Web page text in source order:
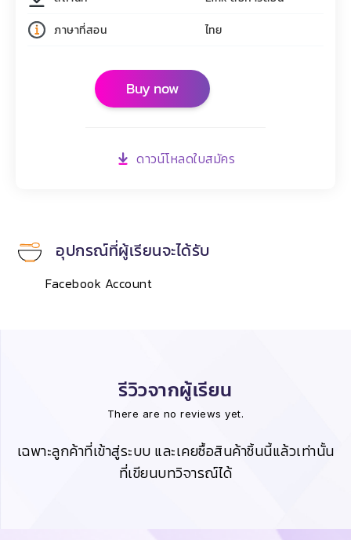
ภาษาที่สอน
ไทย
Buy now
ดาวน์โหลดใบสมัคร
อุปกรณ์ที่ผู้เรียนจะได้รับ
Facebook Account
รีวิวจากผู้เรียน
There are no reviews yet.
เฉพาะลูกค้าที่เข้าสู่ระบบ และเคยซื้อสินค้าชิ้นนี้แล้วเท่านั้น
ที่เขียนบทวิจารณ์ได้